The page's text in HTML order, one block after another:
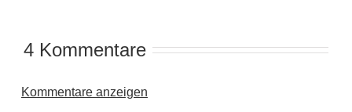
4 Kommentare
Kommentare anzeigen